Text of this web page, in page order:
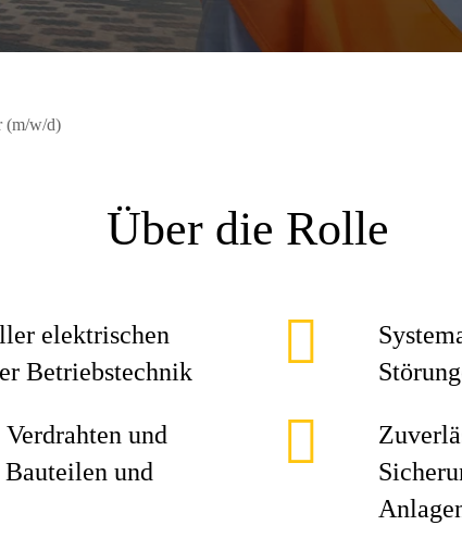
(m/w/d)
Über die Rolle
elektrischen
Betriebstechnik
und
und